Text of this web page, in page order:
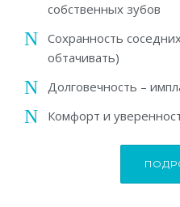
собственных зубов
Сохранность
обтачивать)
Долговечность –
Комфорт и